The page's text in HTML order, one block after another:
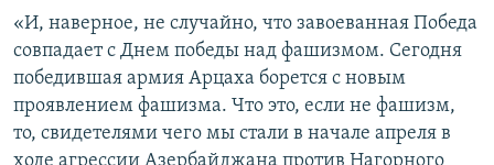
«И, наверное, не случайно, что завоеванная Победа
совпадает с Днем победы над фашизмом. Сегодня
победившая армия Арцаха борется с новым
проявлением фашизма. Что это, если не фашизм,
то, свидетелями чего мы стали в начале апреля в